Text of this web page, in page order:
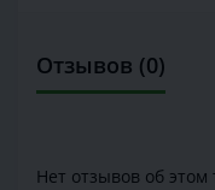
Отзывов (0)
Нет отзывов об этом